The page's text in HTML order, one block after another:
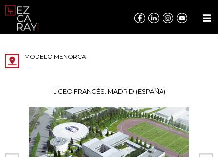
MODELO MENORCA
LICEO FRANCÉS. MADRID (ESPAÑA)